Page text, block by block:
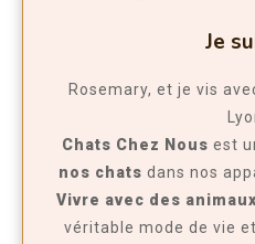
Je
Rosemary, et je vis
Chats Chez Nous est
nos chats dans nos
Vivre avec des
véritable mode de vie